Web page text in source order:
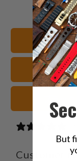
レザー
Customer
But